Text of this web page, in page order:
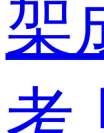
架